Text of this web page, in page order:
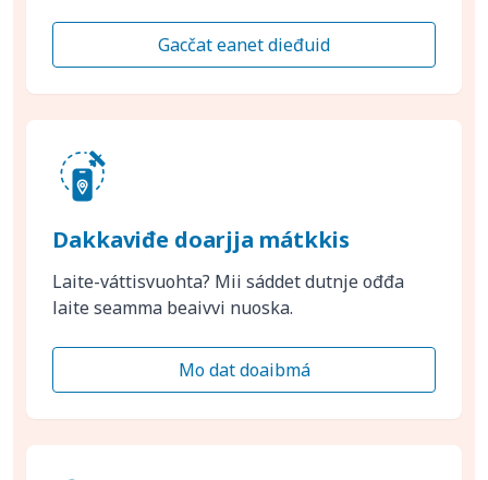
Gacčat eanet dieđuid
Dakkaviđe doarjja mátkkis
Laite-váttisvuohta? Mii sáddet dutnje ođđa
laite seamma beaivvi nuoska.
Mo dat doaibmá